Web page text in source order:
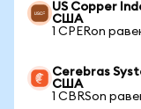
US Copper
США
1 CPERon
Cerebras
США
1 CBRSon